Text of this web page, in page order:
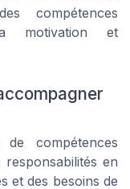
compétences
motivation et
de compétences
responsabilités en
et des besoins de